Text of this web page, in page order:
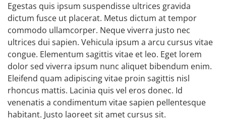
Egestas quis ipsum suspendisse ultrices gravida
dictum fusce ut placerat. Metus dictum at tempor
commodo ullamcorper. Neque viverra justo nec
ultrices dui sapien. Vehicula ipsum a arcu cursus vitae
congue. Elementum sagittis vitae et leo. Eget lorem
dolor sed viverra ipsum nunc aliquet bibendum enim.
Eleifend quam adipiscing vitae proin sagittis nisl
rhoncus mattis. Lacinia quis vel eros donec. Id
venenatis a condimentum vitae sapien pellentesque
habitant. Justo laoreet sit amet cursus sit.